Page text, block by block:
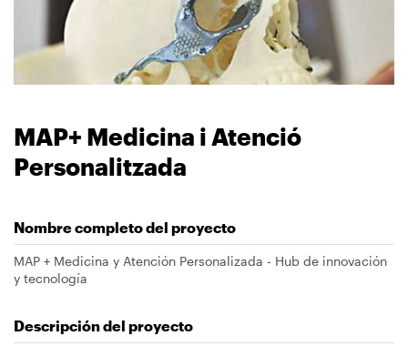
navegación
MAP+ Medicina i Atenció
Personalitzada
Nombre completo del proyecto
MAP + Medicina y Atención Personalizada - Hub de innovación
y tecnología
Descripción del proyecto